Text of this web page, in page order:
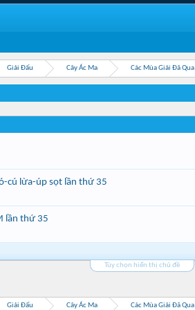
Giải Đấu Cây Ác Ma Các Mùa Giải Đã Qua
cú lừa-úp sọt lần thứ 35
lần thứ 35
Tùy chọn hiển thị chủ đề
Giải Đấu Cây Ác Ma Các Mùa Giải Đã Qua